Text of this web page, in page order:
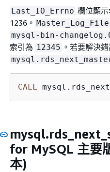
Last_IO_Errno 欄位顯
1236。 Master_Log_File
mysql-bin-
索引為 12345 。若要解決
CALL
for MySQL 主要
本)